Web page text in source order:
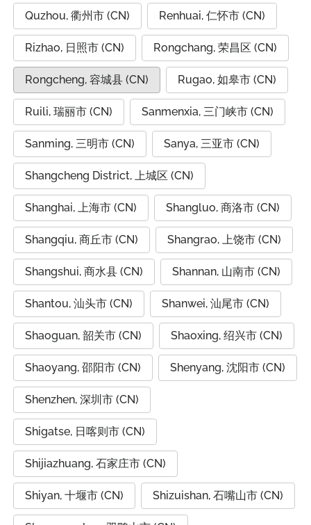
Quzhou, 衢州市 (CN) Renhuai, 仁怀市 (CN)
Rizhao, 日照市 (CN) Rongchang, 荣昌区 (CN)
Rongcheng, 容城县 (CN) Rugao, 如皋市 (CN)
Ruili, 瑞丽市 (CN) Sanmenxia, 三门峡市 (CN)
Sanming, 三明市 (CN) Sanya, 三亚市 (CN)
Shangcheng District, 上城区 (CN)
Shanghai, 上海市 (CN) Shangluo, 商洛市 (CN)
Shangqiu, 商丘市 (CN) Shangrao, 上饶市 (CN)
Shangshui, 商水县 (CN) Shannan, 山南市 (CN)
Shantou, 汕头市 (CN) Shanwei, 汕尾市 (CN)
Shaoguan, 韶关市 (CN) Shaoxing, 绍兴市 (CN)
Shaoyang, 邵阳市 (CN) Shenyang, 沈阳市 (CN)
Shenzhen, 深圳市 (CN)
Shigatse, 日喀则市 (CN)
Shijiazhuang, 石家庄市 (CN)
Shiyan, 十堰市 (CN) Shizuishan, 石嘴山市 (CN)